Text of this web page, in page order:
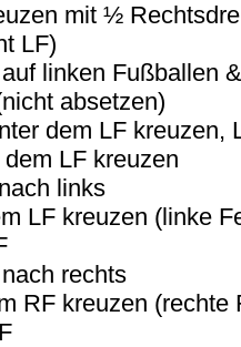
mit ½
LF)
linken Fußballen
absetzen)
dem LF kreuzen,
LF kreuzen
links
LF kreuzen (linke
rechts
RF kreuzen (rechte